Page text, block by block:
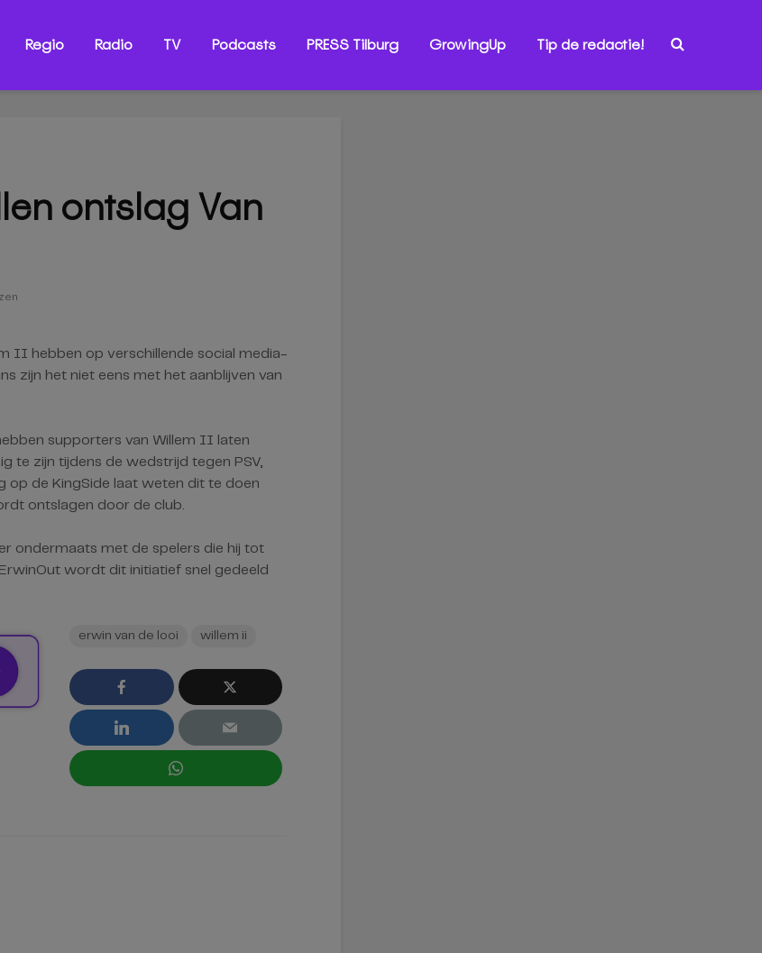
Regio Radio TV Podcasts PRESS Tilburg GrowingUp Tip de redactie!
ontslag Van
II hebben op verschillende social media-
zijn het niet eens met het aanblijven van
supporters van Willem II laten
te zijn tijdens de wedstrijd tegen PSV,
op de KingSide laat weten dit te doen
ontslagen door de club.
ondermaats met de spelers die hij tot
wordt dit initiatief snel gedeeld
erwin van de looi willem ii